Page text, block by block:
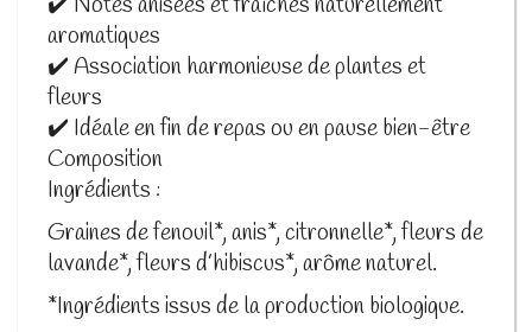
aromatiques
✔️ Association harmonieuse de plantes et
fleurs
✔️ Idéale en fin de repas ou en pause bien-être
Composition
Ingrédients :
Graines de fenouil*, anis*, citronnelle*, fleurs de
lavande*, fleurs d’hibiscus*, arôme naturel.
*Ingrédients issus de la production biologique.